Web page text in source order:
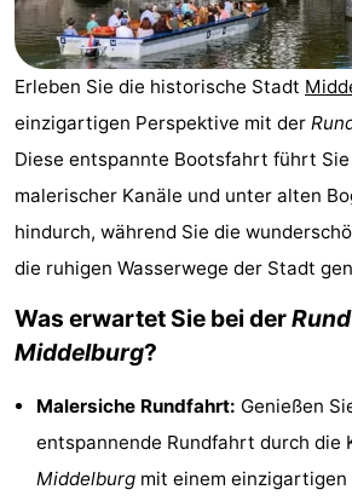
Zimmer
(mit
Frühstück)
Lastminutes
Strand
Sehen
&
tun
-
Museen
-
Denkmäler
-
Leuchtturme
Erleben Sie die historische Stadt
einzigartigen Perspektive mit der
Diese entspannte Bootsfahrt führt
malerischer Kanäle und unter alten
hindurch, während Sie die
die ruhigen Wasserwege der Stadt
Was erwartet Sie bei der
Middelburg?
Malersiche Rundfahrt: Genießen
entspannende Rundfahrt durch die
Middelburg mit einem einzigartigen